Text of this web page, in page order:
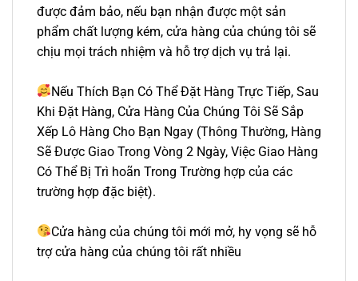
được đảm bảo, nếu bạn nhận được một sản
phẩm chất lượng kém, cửa hàng của chúng tôi sẽ
chịu mọi trách nhiệm và hỗ trợ dịch vụ trả lại.
Nếu Thích Bạn Có Thể Đặt Hàng Trực Tiếp, Sau
Khi Đặt Hàng, Cửa Hàng Của Chúng Tôi Sẽ Sắp
Xếp Lô Hàng Cho Bạn Ngay (Thông Thường, Hàng
Sẽ Được Giao Trong Vòng 2 Ngày, Việc Giao Hàng
Có Thể Bị Trì hoãn Trong Trường hợp của các
trường hợp đặc biệt).
Cửa hàng của chúng tôi mới mở, hy vọng sẽ hỗ
trợ cửa hàng của chúng tôi rất nhiều